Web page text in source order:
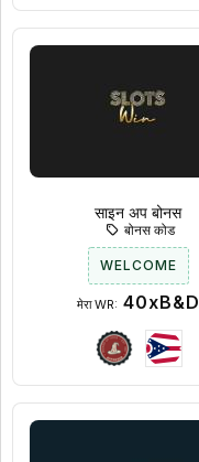
साइन अप बोनस
बोनस कोड
WELCOME
मेरा WR: 40xB&D